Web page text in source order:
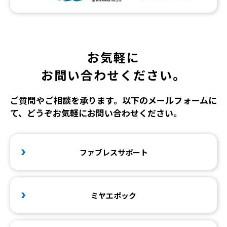
お気軽に
お問い合わせください。
ご質問やご相談を承ります。以下のメールフォームに
て、どうぞお気軽にお問い合わせください。
ファブレスサポート
ミヤエポック